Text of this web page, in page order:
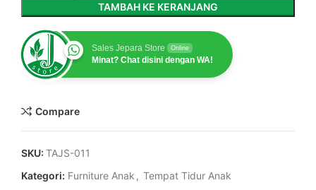
TAMBAH KE KERANJANG
Sales Jepara Store Online
Minat? Chat disini dengan WA!
Compare
SKU: TAJS-011
Kategori: Furniture Anak , Tempat Tidur Anak